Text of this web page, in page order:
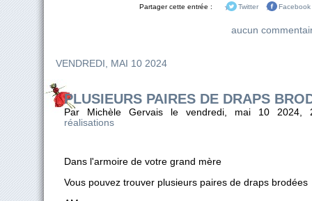
Partager cette entrée : Twitter Facebook
aucun
VENDREDI, MAI 10 2024
PLUSIEURS PAIRES DE DRAPS
Par Michèle Gervais le vendredi, mai 10
réalisations
Dans l'armoire de votre grand mère
Vous pouvez trouver plusieurs paires de draps brodées